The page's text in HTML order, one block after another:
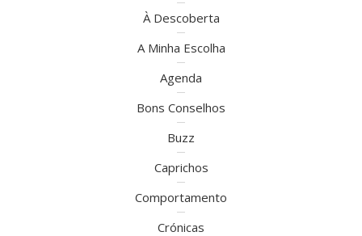
À Descoberta
A Minha Escolha
Agenda
Bons Conselhos
Buzz
Caprichos
Comportamento
Crónicas